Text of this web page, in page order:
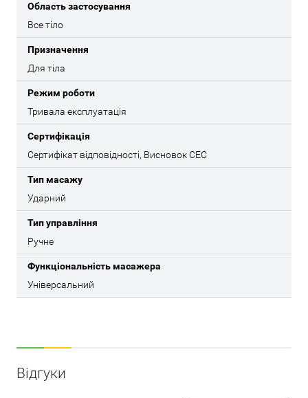
Область застосування
Все тіло
Призначення
Для тіла
Режим роботи
Тривала експлуатація
Сертифікація
Сертифікат відповідності, Висновок СЕС
Тип масажу
Ударний
Тип управління
Ручне
Функціональність масажера
Універсальний
Відгуки